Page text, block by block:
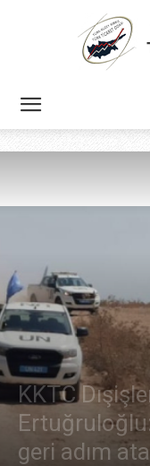
KKTC
Ertuğruloğlu:
geri adım